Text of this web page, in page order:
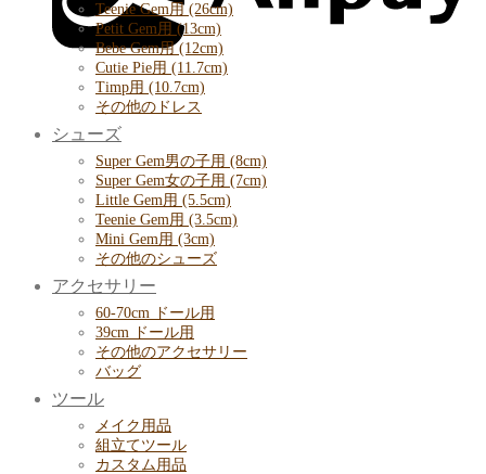
Teenie Gem用 (26cm)
Petit Gem用 (13cm)
Bebe Gem用 (12cm)
Cutie Pie用 (11.7cm)
Timp用 (10.7cm)
その他のドレス
シューズ
Super Gem男の子用 (8cm)
Super Gem女の子用 (7cm)
Little Gem用 (5.5cm)
Teenie Gem用 (3.5cm)
Mini Gem用 (3cm)
その他のシューズ
アクセサリー
60-70cm ドール用
39cm ドール用
その他のアクセサリー
バッグ
ツール
メイク用品
組立てツール
カスタム用品